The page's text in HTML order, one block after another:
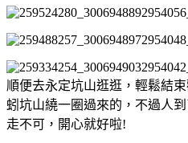
順便去永定坑山逛逛，輕鬆結
蚓坑山繞一圈過來的，不過人
走不可，開心就好啦!